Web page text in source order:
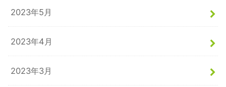
2023年5月
2023年4月
2023年3月